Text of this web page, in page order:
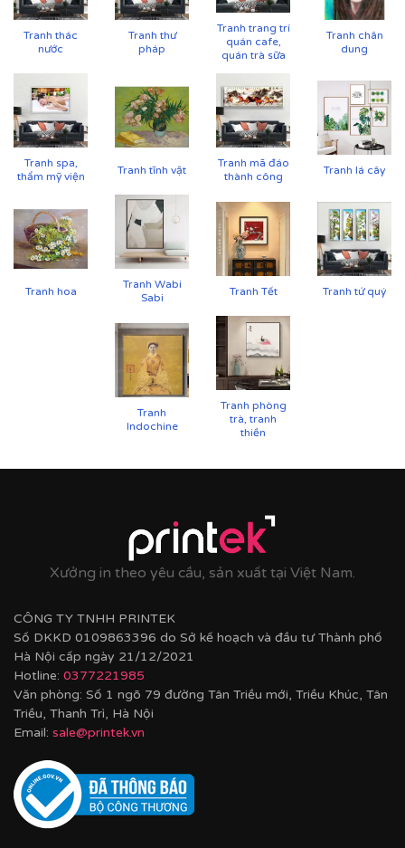
✨Chất liệu vải in cao cấp
Vải canvas dày dặn, bề mặt sần nhẹ, giữ màu tốt,
không lo bạc phai màu.
Tăng độ bám mực, cho hình ảnh sắc nét, sống
động.
Cận cảnh tranh in trên chất liệu canvas công nghệ in
UV
Tranh thác
nước
Tranh thư
pháp
Tranh trang trí
quán cafe,
quán trà sữa
Tranh chân
dung
Tranh spa,
thẩm mỹ viện
Tranh tĩnh vật
Tranh mã đáo
thành công
Tranh lá cây
Tranh hoa
Tranh Wabi
Sabi
Tranh Tết Tranh tứ quý
Tranh
Indochine
Tranh phòng
trà, tranh
thiền
Xưởng in theo yêu cầu, sản xuất tại Việt Nam.
CÔNG TY TNHH PRINTEK
Số DKKD 0109863396 do Sở kế hoạch và đầu tư Thành phố
Hà Nội cấp ngày 21/12/2021
Hotline: 0377221985
Văn phòng: Số 1 ngõ 79 đường Tân Triều mới, Triều Khúc, Tân
Triều, Thanh Trì, Hà Nội
Email: sale@printek.vn